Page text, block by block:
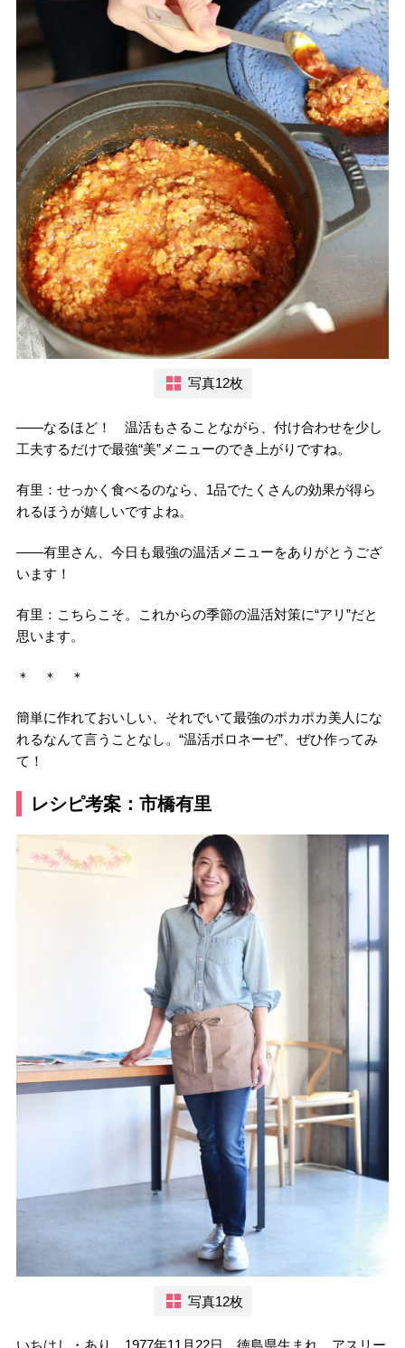
写真12枚
――なるほど！ 温活もさることながら、付け合わせを少し
工夫するだけで最強“美”メニューのでき上がりですね。
有里：せっかく食べるのなら、1品でたくさんの効果が得ら
れるほうが嬉しいですよね。
――有里さん、今日も最強の温活メニューをありがとうござ
います！
有里：こちらこそ。これからの季節の温活対策に“アリ”だと
思います。
＊ ＊ ＊
簡単に作れておいしい、それでいて最強のポカポカ美人にな
れるなんて言うことなし。“温活ボロネーゼ”、ぜひ作ってみ
て！
レシピ考案：市橋有里
写真12枚